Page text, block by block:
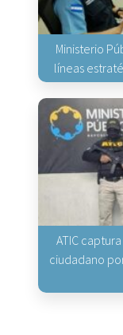
Ministerio
líneas
ATIC
ciudadano